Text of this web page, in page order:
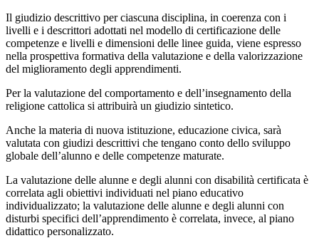
Il giudizio descrittivo per ciascuna disciplina, in coerenza con i
livelli e i descrittori adottati nel modello di certificazione delle
competenze e livelli e dimensioni delle linee guida, viene espresso
nella prospettiva formativa della valutazione e della valorizzazione
del miglioramento degli apprendimenti.
Per la valutazione del comportamento e dell’insegnamento della
religione cattolica si attribuirà un giudizio sintetico.
Anche la materia di nuova istituzione, educazione civica, sarà
valutata con giudizi descrittivi che tengano conto dello sviluppo
globale dell’alunno e delle competenze maturate.
La valutazione delle alunne e degli alunni con disabilità certificata è
correlata agli obiettivi individuati nel piano educativo
individualizzato; la valutazione delle alunne e degli alunni con
disturbi specifici dell’apprendimento è correlata, invece, al piano
didattico personalizzato.